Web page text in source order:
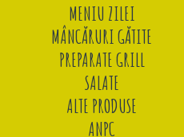
MENIU ZILEI
MÂNCĂRURI GĂTITE
PREPARATE GRILL
SALATE
ALTE PRODUSE
ANPC